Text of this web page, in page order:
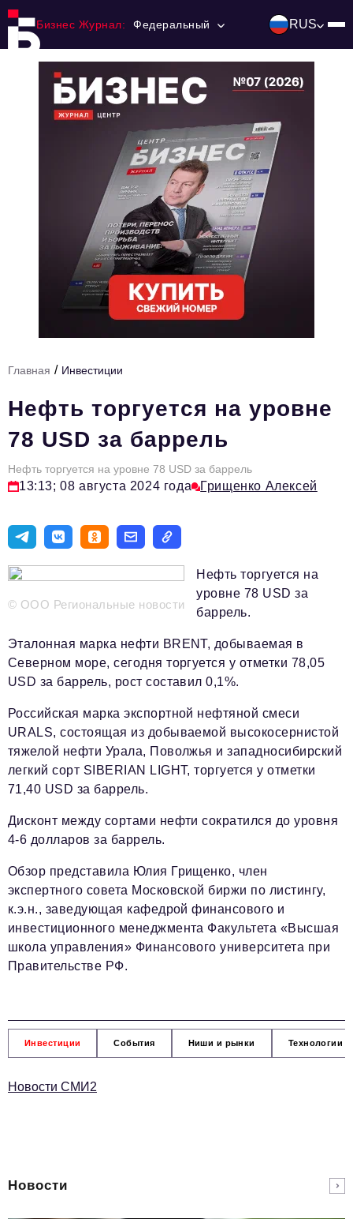
Бизнес Журнал: Федеральный RUS
Ниши и рынки
Технологии и тренды
HR
Персона номера
Юридический практикум
Туризм
Авторские материалы
Видео
Телефон редакции:+7 495 727-01-67
Электронные почты редакции:
Информационный отдел
info@business-magazine.online
reklama@business-magazine.online
Отдел распространения/редакционная подписка
podpiska@business-magazine.online
Отдел по работе с партнерами
partner@business-magazine.online
Главная / Инвестиции
Нефть торгуется на уровне
78 USD за баррель
Нефть торгуется на уровне 78 USD за баррель
13:13; 08 августа 2024 года Грищенко Алексей
© ООО Региональные новости
Нефть торгуется на
уровне 78 USD за
баррель.
Эталонная марка нефти BRENT, добываемая в
Северном море, сегодня торгуется у отметки 78,05
USD за баррель, рост составил 0,1%.
Российская марка экспортной нефтяной смеси
URALS, состоящая из добываемой высокосернистой
тяжелой нефти Урала, Поволжья и западносибирский
легкий сорт SIBERIAN LIGHT, торгуется у отметки
71,40 USD за баррель.
Дисконт между сортами нефти сократился до уровня
4-6 долларов за баррель.
Обзор представила Юлия Грищенко, член
экспертного совета Московской биржи по листингу,
к.э.н., заведующая кафедрой финансового и
инвестиционного менеджмента Факультета «Высшая
школа управления» Финансового университета при
Правительстве РФ.
Инвестиции События Ниши и рынки Технологии
Новости СМИ2
Новости